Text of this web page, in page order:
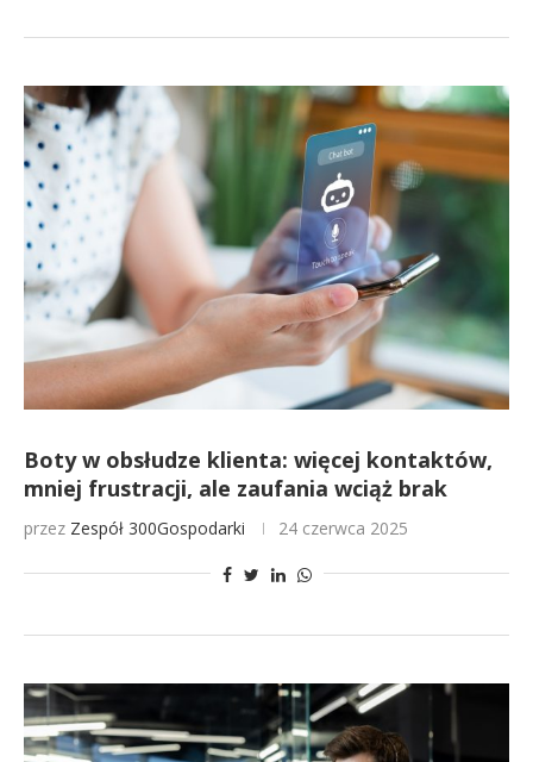
Boty w obsłudze klienta: więcej kontaktów,
mniej frustracji, ale zaufania wciąż brak
przez Zespół 300Gospodarki 24 czerwca 2025